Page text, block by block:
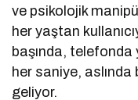
ve psikolojik
her yaştan
başında,
her saniye, aslında
geliyor.